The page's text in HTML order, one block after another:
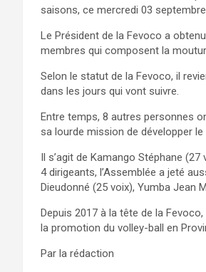
saisons, ce mercredi 03
Le Président de la Fevoco a
membres qui composent la
Selon le statut de la Fevoco, il
dans les jours qui vont suivre.
Entre temps, 8 autres personnes
sa lourde mission de développer
Il s’agit de Kamango Stéphane
4 dirigeants, l’Assemblée a jeté
Dieudonné (25 voix), Yumba Jean
Depuis 2017 à la tête de la
la promotion du volley-ball en
Par la rédaction